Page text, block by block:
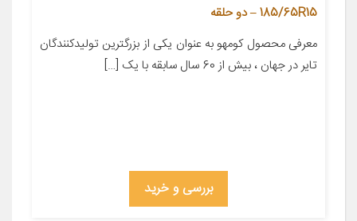
185/65R15 – دو حلقه
معرفی محصول کومهو به عنوان یکی از بزرگترین تولیدکنندگان
تایر در جهان ، بیش از 60 سال سابقه با یک […]
بررسی و خرید